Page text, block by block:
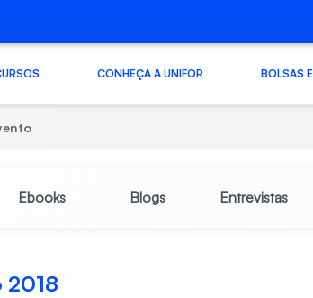
CONHEÇA A UNIFOR BOLSAS
Ebooks Blogs Entrevistas
2018